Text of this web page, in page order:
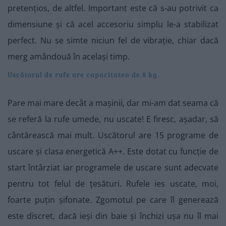
pretențios, de altfel. Important este că s-au potrivit ca
dimensiune și că acel accesoriu simplu le-a stabilizat
perfect. Nu se simte niciun fel de vibrație, chiar dacă
merg amândouă în același timp.
Uscătorul de rufe are capacitatea de 8 kg.
Pare mai mare decât a mașinii, dar mi-am dat seama că
se referă la rufe umede, nu uscate! E firesc, așadar, să
cântărească mai mult. Uscătorul are 15 programe de
uscare și clasa energetică A++. Este dotat cu funcție de
start întârziat iar programele de uscare sunt adecvate
pentru tot felul de țesături. Rufele ies uscate, moi,
foarte puțin șifonate. Zgomotul pe care îl generează
este discret, dacă ieși din baie și închizi ușa nu îl mai